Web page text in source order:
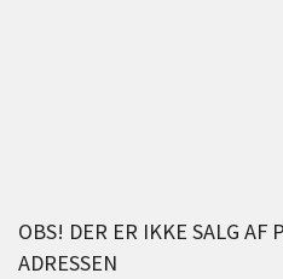
OBS! DER ER IKKE SALG AF
ADRESSEN